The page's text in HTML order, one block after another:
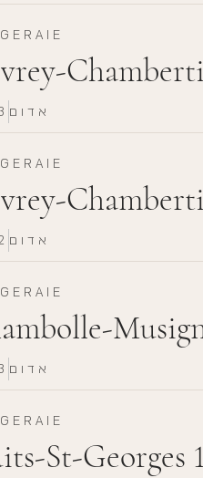
אדום
אדום
אדום
St-Georges